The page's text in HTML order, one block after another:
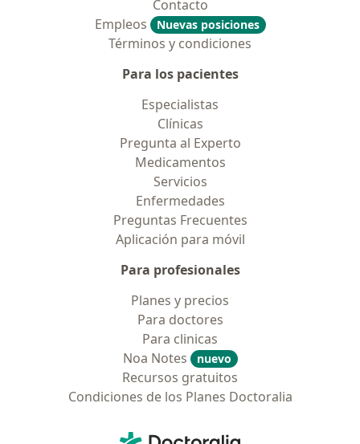
Contacto
Empleos
Nuevas posiciones
Términos y condiciones
Para los pacientes
Especialistas
Clínicas
Pregunta al Experto
Medicamentos
Servicios
Enfermedades
Preguntas Frecuentes
Aplicación para móvil
Para profesionales
Planes y precios
Para doctores
Para clinicas
Noa Notes
nuevo
Recursos gratuitos
Condiciones de los Planes Doctoralia
Doctoralia - Página de inicio